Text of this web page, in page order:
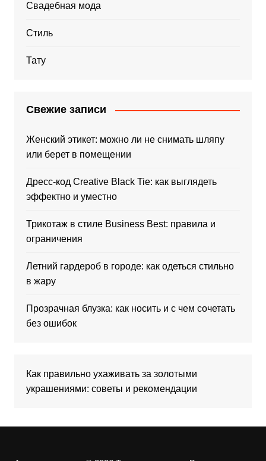
Свадебная мода
Стиль
Тату
Свежие записи
Женский этикет: можно ли не снимать шляпу
или берет в помещении
Дресс-код Creative Black Tie: как выглядеть
эффектно и уместно
Трикотаж в стиле Business Best: правила и
ограничения
Летний гардероб в городе: как одеться стильно
в жару
Прозрачная блузка: как носить и с чем сочетать
без ошибок
Как правильно ухаживать за золотыми
украшениями: советы и рекомендации